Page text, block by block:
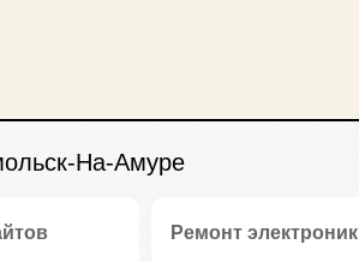
На-Амуре
Ремонт